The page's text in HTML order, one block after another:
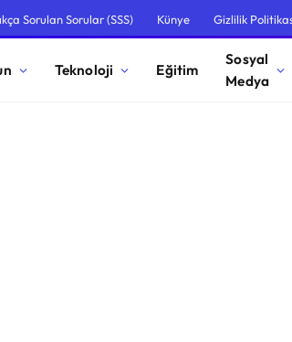
Sorulan Sorular (SSS) Künye Gizlilik
Teknoloji Eğitim
Sosyal
Medya